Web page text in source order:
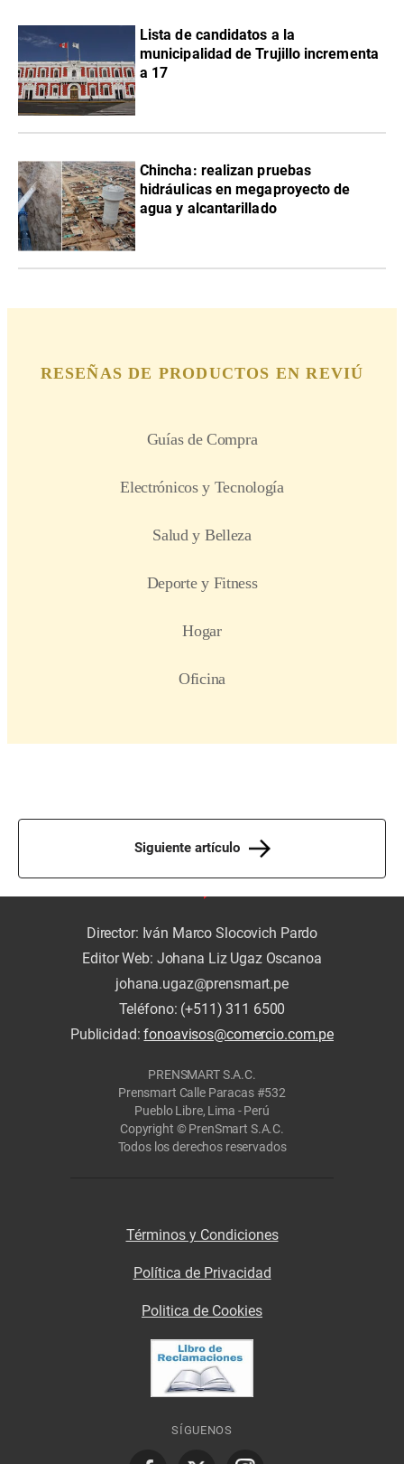
Lista de candidatos a la
municipalidad de Trujillo incrementa
a 17
Chincha: realizan pruebas
hidráulicas en megaproyecto de
agua y alcantarillado
Siguiente artículo
Director: Iván Marco Slocovich Pardo
Editor Web: Johana Liz Ugaz Oscanoa
johana.ugaz@prensmart.pe
Teléfono: (+511) 311 6500
Publicidad:fonoavisos@comercio.com.pe
PRENSMART S.A.C.
Prensmart Calle Paracas #532
Pueblo Libre, Lima - Perú
Copyright © PrenSmart S.A.C.
Todos los derechos reservados
Términos y Condiciones
Política de Privacidad
Politica de Cookies
SÍGUENOS